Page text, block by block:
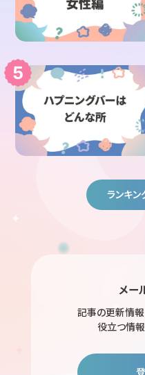
ランキン
メー
記事の更新情報
役立つ情報